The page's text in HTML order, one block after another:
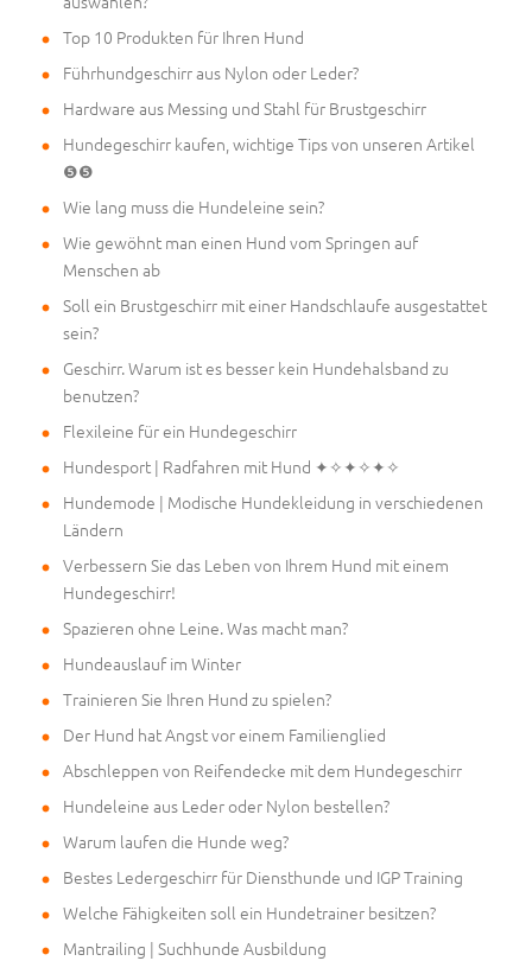
Top 10 Produkten für Ihren Hund
Führhundgeschirr aus Nylon oder Leder?
Hardware aus Messing und Stahl für Brustgeschirr
Hundegeschirr kaufen, wichtige Tips von unseren Artikel
❺❺
Wie lang muss die Hundeleine sein?
Wie gewöhnt man einen Hund vom Springen auf
Menschen ab
Soll ein Brustgeschirr mit einer Handschlaufe ausgestattet
sein?
Geschirr. Warum ist es besser kein Hundehalsband zu
benutzen?
Flexileine für ein Hundegeschirr
Hundesport | Radfahren mit Hund ✦✧✦✧✦✧
Hundemode | Modische Hundekleidung in verschiedenen
Ländern
Verbessern Sie das Leben von Ihrem Hund mit einem
Hundegeschirr!
Spazieren ohne Leine. Was macht man?
Hundeauslauf im Winter
Trainieren Sie Ihren Hund zu spielen?
Der Hund hat Angst vor einem Familienglied
Abschleppen von Reifendecke mit dem Hundegeschirr
Hundeleine aus Leder oder Nylon bestellen?
Warum laufen die Hunde weg?
Bestes Ledergeschirr für Diensthunde und IGP Training
Welche Fähigkeiten soll ein Hundetrainer besitzen?
Mantrailing | Suchhunde Ausbildung